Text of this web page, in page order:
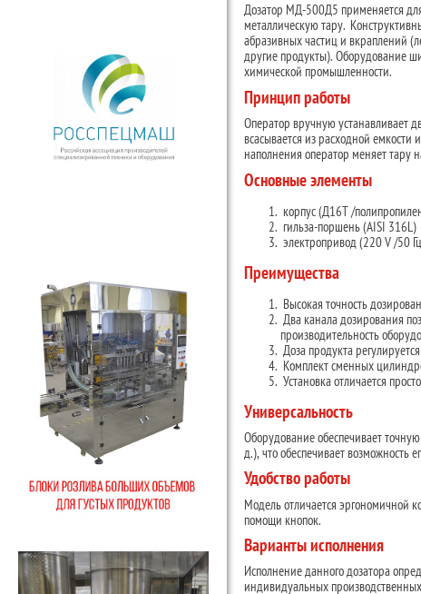
Дозатор МД-500Д5 применяется
металлическую тару.
абразивных частиц и вкраплений
другие продукты). Оборудование
химической промышленности.
Принцип работы
Оператор вручную устанавливает
всасывается из расходной
наполнения оператор меняет тару
Основные элементы
корпус (Д16Т /
гильза-поршень (AISI 316L)
электропривод (220 V /50
Преимущества
Высокая точность
Два канала дозирования
производительность
Доза продукта
Комплект сменных
Установка отличается
Универсальность
Оборудование обеспечивает
д.), что обеспечивает возможность
Удобство работы
Модель отличается эргономичной
помощи кнопок.
Варианты исполнения
Исполнение данного дозатора
индивидуальных